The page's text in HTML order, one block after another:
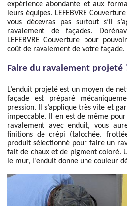
expérience abondante et aux
leurs équipes. LEFEBVRE
vous décevras pas surtout s’il
ravalement de façades.
LEFEBVRE Couverture pour
coût de ravalement de votre façade.
Faire du ravalement projeté
L’enduit projeté est un moyen de
façade est préparé
pression. Il s’applique très vite et
impeccable. Il en est de même
ravalement avec enduit, vous
finitions de crépi (talochée,
produit sélectionné pour faire un
fait de chaux et de pigment coloré.
le mur, l'enduit donne une couleur